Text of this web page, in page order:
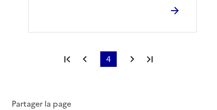
Première page
Page précédente
4 Page suivante
Partager la page